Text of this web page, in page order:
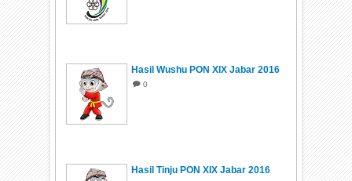
Hasil Wushu PON XIX Jabar 2016
0
Hasil Tinju PON XIX Jabar 2016